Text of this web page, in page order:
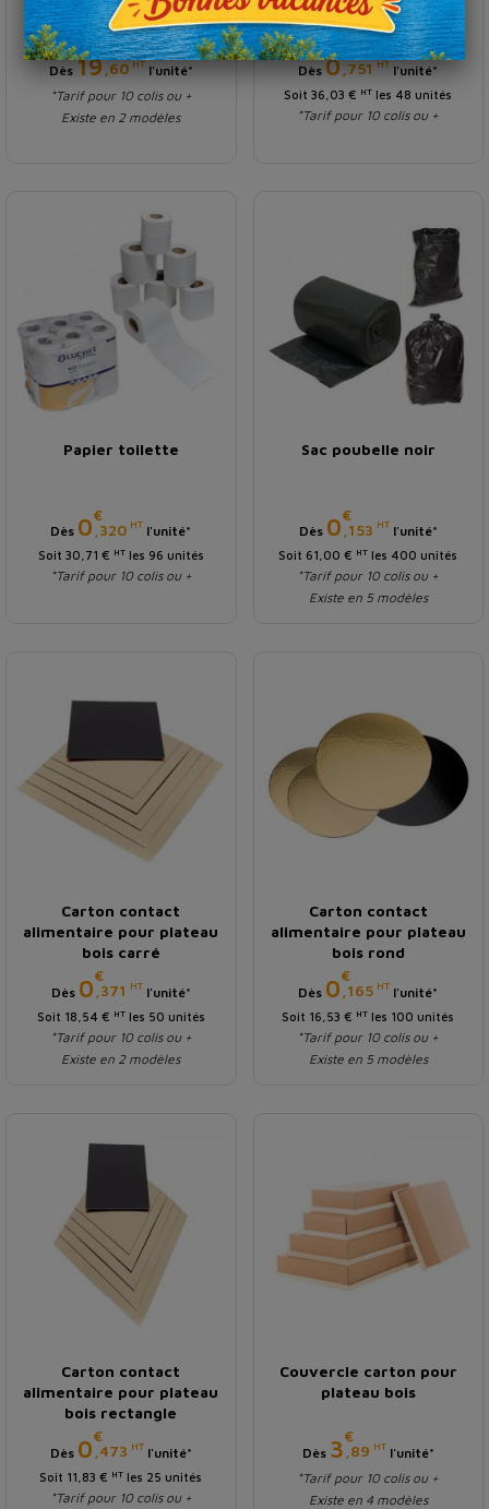
Prix
Dès19€
,60HT l'unité*
*Tarif pour 10 colis ou +
Existe en 2 modèles
Prix
Dès 0€
,751 HT l'unité*
Soit 36,03 € HT les 48 unités
*Tarif pour 10 colis ou +
Papier toilette
Prix
Dès 0€
,320 HT l'unité*
Soit 30,71 € HTles 96 unités
*Tarif pour 10 colis ou +
Sac poubelle noir
Prix
Dès 0€
,153 HT l'unité*
Soit 61,00 € HT les 400 unités
*Tarif pour 10 colis ou +
Existe en 5 modèles
Carton contact
alimentaire pour plateau
bois carré
Prix
Dès 0€
,371 HT l'unité*
Soit 18,54 € HTles 50 unités
*Tarif pour 10 colis ou +
Existe en 2 modèles
Carton contact
alimentaire pour plateau
bois rond
Prix
Dès 0€
,165 HT l'unité*
Soit 16,53 € HT les 100 unités
*Tarif pour 10 colis ou +
Existe en 5 modèles
Carton contact
alimentaire pour plateau
bois rectangle
Prix
Dès 0€
,473 HT l'unité*
Soit 11,83 € HT les 25 unités
*Tarif pour 10 colis ou +
Couvercle carton pour
plateau bois
Prix
Dès 3€
,89 HT l'unité*
*Tarif pour 10 colis ou +
Existe en 4 modèles